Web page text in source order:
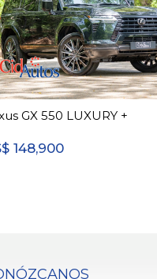
GX 550 LUXURY +
148,900